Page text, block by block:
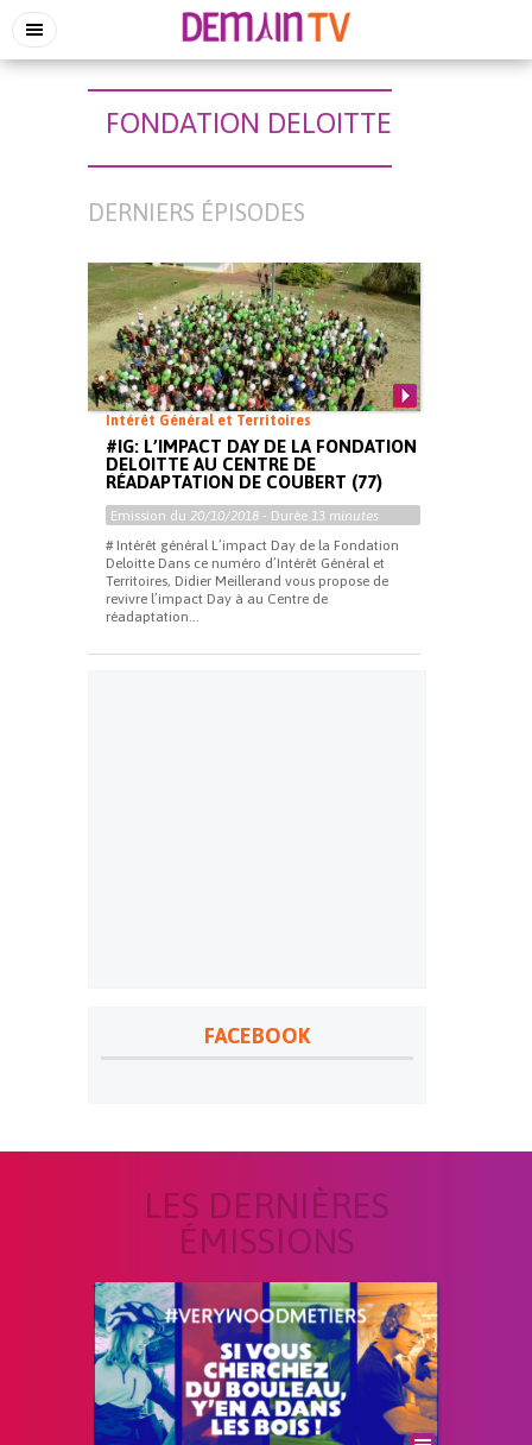
FONDATION DELOITTE
DERNIERS ÉPISODES
Intérêt Général et Territoires
#IG: L’IMPACT DAY DE LA FONDATION
DELOITTE AU CENTRE DE
RÉADAPTATION DE COUBERT (77)
Emission du 20/10/2018 - Durée 13 minutes
# Intérêt général L’impact Day de la Fondation
Deloitte Dans ce numéro d’Intérêt Général et
Territoires, Didier Meillerand vous propose de
revivre l’impact Day à au Centre de
réadaptation...
FACEBOOK
LES DERNIÈRES
ÉMISSIONS